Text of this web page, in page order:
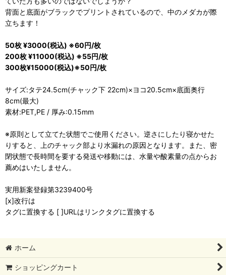
背面と底面がブラックでプリントされているので、中のメダカが際
立ちます！
50枚 ¥3000(税込) ※60円/枚
200枚 ¥11000(税込) ※55円/枚
300枚¥15000(税込)※50円/枚
サイズ:タテ24.5cm(チャック下 22cm)×ヨコ20.5cm×底面奥行
8cm(最大)
素材:PET,PE / 厚み:0.15mm
※原則として立てた状態でご使用ください。逆さにしたり寝かせた
りすると、上のチャック部より水漏れの原因となります。また、密
閉状態で長時間を要する発送や移動には、水量や酸素量の点からお
薦めはいたしません。
実用新案登録第3239400号
[x]改行は
タグに置換する [ ]URLはリンクタグに置換する
ホーム
ショッピングカート